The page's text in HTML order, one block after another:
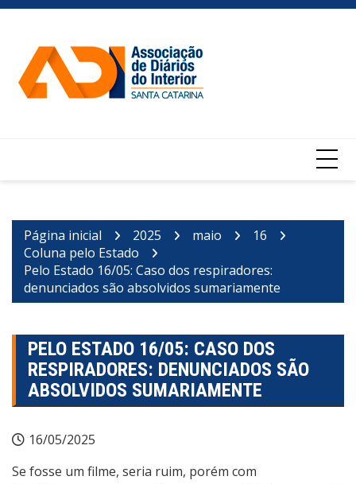
Ir
conteúdo
Página inicial 2025 maio
16
Coluna pelo Estado
Pelo Estado 16/05: Caso dos respiradores:
denunciados são absolvidos sumariamente
PELO ESTADO 16/05: CASO DOS
RESPIRADORES: DENUNCIADOS SÃO
ABSOLVIDOS SUMARIAMENTE
16/05/2025
Se fosse um filme, seria ruim, porém com